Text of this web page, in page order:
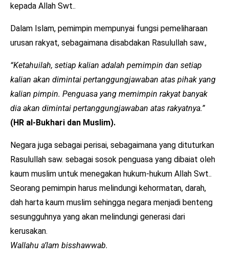
kepada Allah Swt..
Dalam Islam, pemimpin mempunyai fungsi pemeliharaan
urusan rakyat, sebagaimana disabdakan Rasulullah saw.,
“Ketahuilah, setiap kalian adalah pemimpin dan setiap
kalian akan dimintai pertanggungjawaban atas pihak yang
kalian pimpin. Penguasa yang memimpin rakyat banyak
dia akan dimintai pertanggungjawaban atas rakyatnya.”
(HR al-Bukhari dan Muslim).
Negara juga sebagai perisai, sebagaimana yang dituturkan
Rasulullah saw. sebagai sosok penguasa yang dibaiat oleh
kaum muslim untuk menegakan hukum-hukum Allah Swt..
Seorang pemimpin harus melindungi kehormatan, darah,
dah harta kaum muslim sehingga negara menjadi benteng
sesungguhnya yang akan melindungi generasi dari
kerusakan.
Wallahu a’lam bisshawwab.